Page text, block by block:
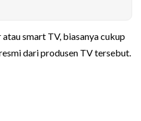
smart TV, biasanya cukup
dari produsen TV tersebut.